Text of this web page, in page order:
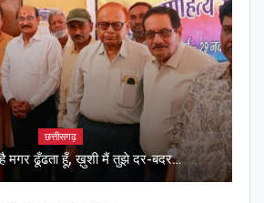
छत्तीसगढ़
है मगर ढूँढता हूँ, ख़ुशी मैं तुझे दर-बदर…